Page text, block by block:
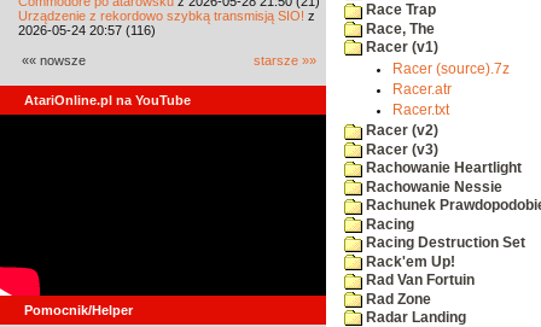
Urządzenie z rekordowo szybką transmisją SIO! z
2026-05-24 20:57 (116)
«« nowsze starsze »»
AtariOnline.pl na YouTube
Pomocnik/Helper
Race Trap
Race, The
Racer (v1)
Racer (source).7z
Racer.atr
Racer.txt
Racer (v2)
Racer (v3)
Rachowanie Heartlight
Rachowanie Nessie
Rachunek
Racing
Racing Destruction Set
Rack'em Up!
Rad Van Fortuin
Rad Zone
Radar Landing